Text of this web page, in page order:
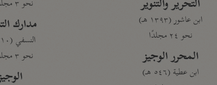
التحرير والتنوير
ابن عاشور (١٣٩٣ هـ)
نحو ٢٤ مجلدًا
المحرر الوجيز
ابن عطية (٥٤٦ هـ)
نحو ٣ مجلدات
مدارك
النسفي (٧١٠ هـ)
نحو ٣ مجلدات